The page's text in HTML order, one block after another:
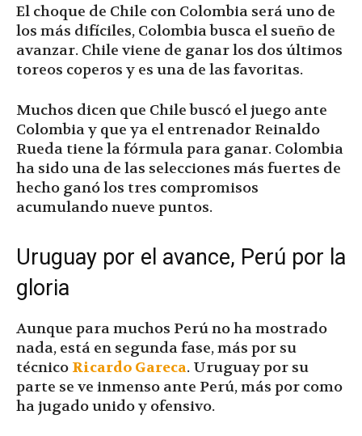
El choque de Chile con Colombia será uno de
los más difíciles, Colombia busca el sueño de
avanzar. Chile viene de ganar los dos últimos
toreos coperos y es una de las favoritas.
Muchos dicen que Chile buscó el juego ante
Colombia y que ya el entrenador Reinaldo
Rueda tiene la fórmula para ganar. Colombia
ha sido una de las selecciones más fuertes de
hecho ganó los tres compromisos
acumulando nueve puntos.
Uruguay por el avance, Perú por la
gloria
Aunque para muchos Perú no ha mostrado
nada, está en segunda fase, más por su
técnico Ricardo Gareca. Uruguay por su
parte se ve inmenso ante Perú, más por como
ha jugado unido y ofensivo.